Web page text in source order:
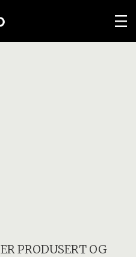
PRODUSERT OG